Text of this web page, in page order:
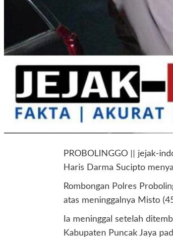
PROBOLINGGO || jejak-
Haris Darma Sucipto
Rombongan Polres
atas meninggalnya Misto
Ia meninggal setelah
Kabupaten Puncak Jaya